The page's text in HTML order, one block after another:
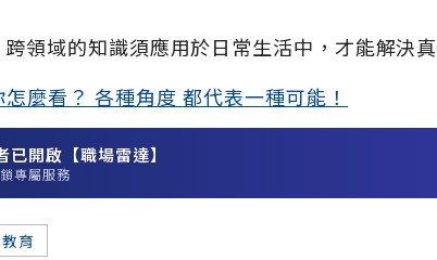
領域的知識須應用於日常生活中，才能解決
麼看？ 各種角度 都代表一種可能！
已開啟【職場雷達】
專屬服務
育